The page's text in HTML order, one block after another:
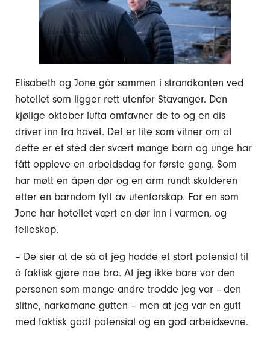
Elisabeth og Jone går sammen i strandkanten ved
hotellet som ligger rett utenfor Stavanger. Den
kjølige oktober lufta omfavner de to og en dis
driver inn fra havet. Det er lite som vitner om at
dette er et sted der svært mange barn og unge har
fått oppleve en arbeidsdag for første gang. Som
har møtt en åpen dør og en arm rundt skulderen
etter en barndom fylt av utenforskap. For en som
Jone har hotellet vært en dør inn i varmen, og
felleskap.
– De sier at de så at jeg hadde et stort potensial til
å faktisk gjøre noe bra. At jeg ikke bare var den
personen som mange andre trodde jeg var – den
slitne, narkomane gutten – men at jeg var en gutt
med faktisk godt potensial og en god arbeidsevne.